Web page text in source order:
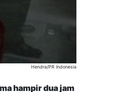
Hendra/PR Indonesia
hampir dua jam